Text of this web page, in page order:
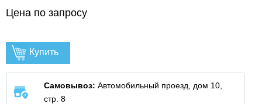
Цена по запросу
Купить
Самовывоз: Автомобильный проезд, дом 10,
стр. 8